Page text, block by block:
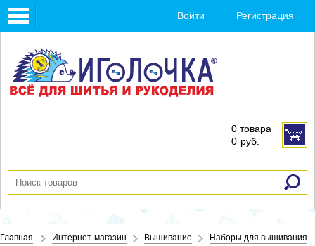
Toggle
navigation
Войти Регистрация
0 товара
0 руб.
Главная Интернет-магазин Вышивание Наборы для вышивания